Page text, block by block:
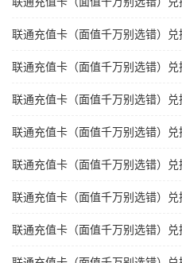
联通充值卡（面值千万别选错）
联通充值卡（面值千万别选错）兑
联通充值卡（面值千万别选错）兑
联通充值卡（面值千万别选错）
联通充值卡（面值千万别选错）
联通充值卡（面值千万别选错）
联通充值卡（面值千万别选错）兑